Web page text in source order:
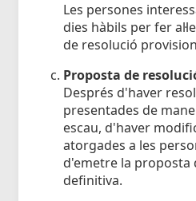
Les persones
dies hàbils per fer
de resolució
Proposta de
Després d'haver
presentades de
escau, d'haver
atorgades a les
d'emetre la proposta
definitiva.